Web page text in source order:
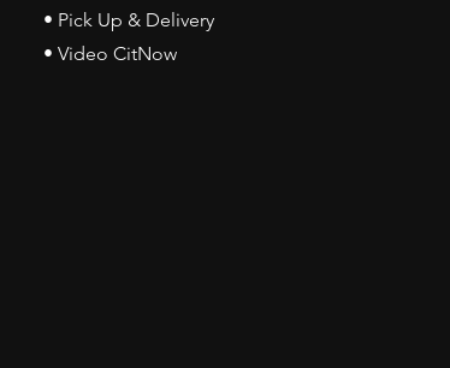
• Pick Up & Delivery
• Video CitNow